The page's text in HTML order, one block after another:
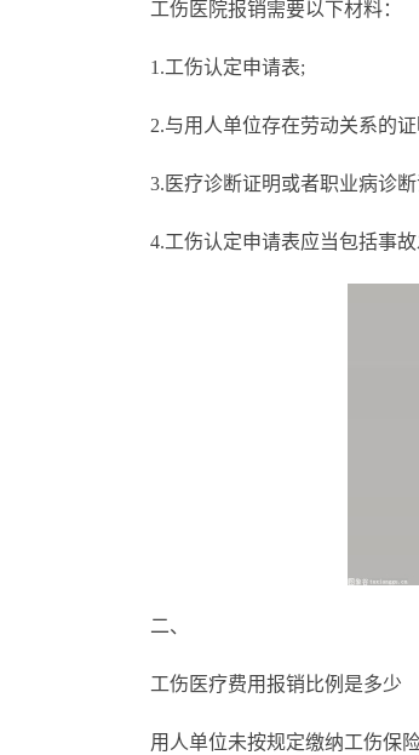
工伤医院报销需要以下材料：
1.工伤认定申请表;
2.与用人单位存在劳动关系的
3.医疗诊断证明或者职业病诊
4.工伤认定申请表应当包括事
二、
工伤医疗费用报销比例是多少
用人单位未按规定缴纳工伤保